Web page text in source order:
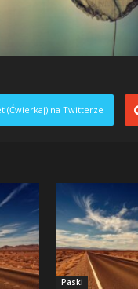
(Ćwierkaj) na Twitterze
Paski